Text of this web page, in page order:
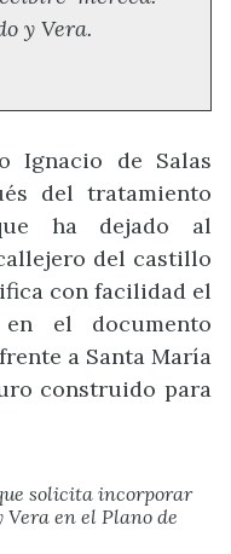
y Vera.
Ignacio de Salas
del tratamiento
ha dejado al
del castillo
con facilidad el
el documento
a Santa María
construido para
solicita incorporar
Vera en el Plano de